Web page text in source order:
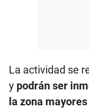
La actividad se
y podrán ser
la zona